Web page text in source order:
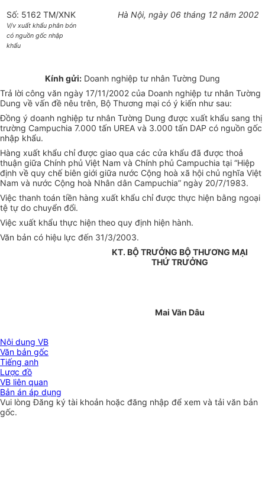
Số: 5162 TM/XNK
V/v xuất khẩu phân bón
có nguồn gốc nhập
khẩu
Hà Nội, ngày 06 tháng 12 năm 2002
Kính gửi: Doanh nghiệp tư nhân Tường Dung
Trả lời công văn ngày 17/11/2002 của Doanh nghiệp tư nhân Tường
Dung về vấn đề nêu trên, Bộ Thương mại có ý kiến như sau:
Đồng ý doanh nghiệp tư nhân Tường Dung được xuất khẩu sang thị
trường Campuchia 7.000 tấn UREA và 3.000 tấn DAP có nguồn gốc
nhập khẩu.
Hàng xuất khẩu chỉ được giao qua các cửa khẩu đã được thoả
thuận giữa Chính phủ Việt Nam và Chính phủ Campuchia tại “Hiệp
định về quy chế biên giới giữa nước Cộng hoà xã hội chủ nghĩa Việt
Nam và nước Cộng hoà Nhân dân Campuchia” ngày 20/7/1983.
Việc thanh toán tiền hàng xuất khẩu chỉ được thực hiện bằng ngoại
tệ tự do chuyển đổi.
Việc xuất khẩu thực hiện theo quy định hiện hành.
Văn bản có hiệu lực đến 31/3/2003.
KT. BỘ TRƯỞNG BỘ THƯƠNG MẠI
THỨ TRƯỞNG
Mai Văn Dâu
Nội dung VB
Văn bản gốc
Tiếng anh
Lược đồ
VB liên quan
Bản án áp dụng
Vui lòngĐăng ký tài khoản hoặc đăng nhập để xem và tải văn bản
gốc.